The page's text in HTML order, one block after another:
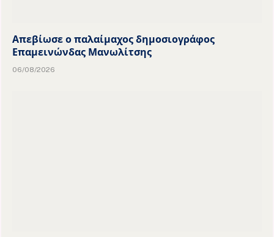
Απεβίωσε ο παλαίμαχος δημοσιογράφος
Επαμεινώνδας Μανωλίτσης
06/08/2026